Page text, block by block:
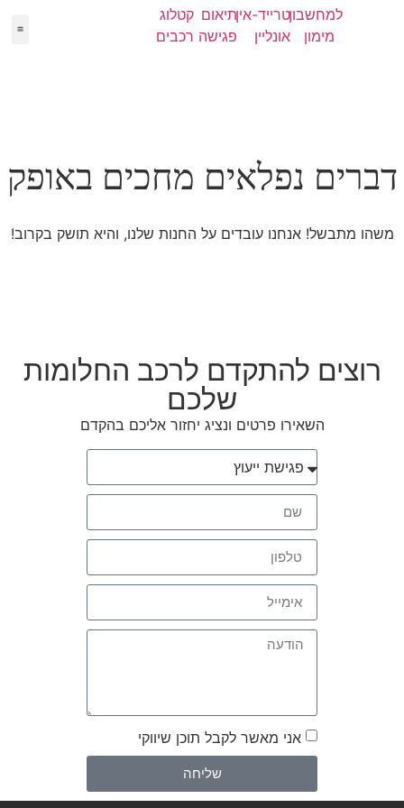
למחשבון
מימון
טרייד-אין
אונליין
תיאום
פגישה
קטלוג
רכבים
דברים נפלאים מחכים באופק
משהו מתבשל! אנחנו עובדים על החנות שלנו, והיא תושק בקרוב!
רוצים להתקדם לרכב החלומות
שלכם
השאירו פרטים ונציג יחזור אליכם בהקדם
אני מאשר לקבל תוכן שיווקי
שליחה